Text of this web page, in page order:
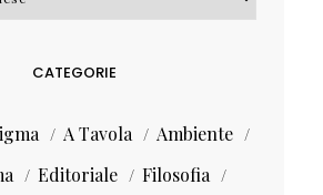
CATEGORIE
A Tavola
Ambiente
Editoriale
Filosofia